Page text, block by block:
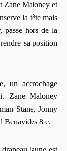
Zane Maloney et
la tête mais
passe hors de la
sa position
un accrochage
Zane Maloney
Stane, Jonny
Benavides 8 e.